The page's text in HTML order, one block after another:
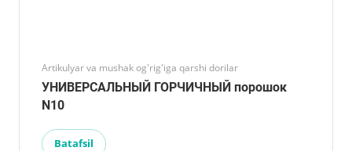
Artikulyar va mushak og'rig'iga qarshi dorilar
УНИВЕРСАЛЬНЫЙ ГОРЧИЧНЫЙ порошок
N10
Batafsil